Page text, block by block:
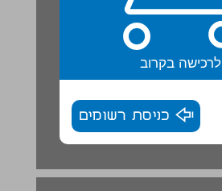
לרכישה בקרוב
כניסת רשומים